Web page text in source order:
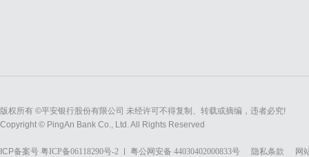
版权所有 ©平安银行股份有限公司 未经许可不得复制、转载或摘编，违者必究!
Copyright © PingAn Bank Co., Ltd. All Rights Reserved
ICP备案号 粤ICP备06118290号-2 粤公网安备 44030402000833号 隐私条款 网